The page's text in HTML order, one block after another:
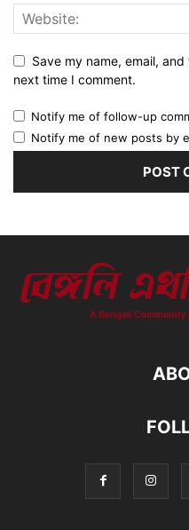
Save my name, email,
next time I comment.
Notify me of follow-up
Notify me of new posts by